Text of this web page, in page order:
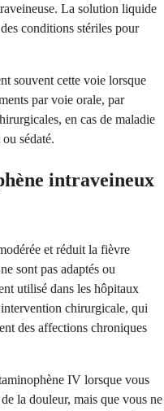
La solution liquide
conditions stériles pour
souvent cette voie lorsque
par voie orale, par
en cas de maladie
sédaté.
intraveineux
et réduit la fièvre
sont pas adaptés ou
utilisé dans les hôpitaux
chirurgicale, qui
des affections chroniques
IV lorsque vous
la douleur, mais que vous ne